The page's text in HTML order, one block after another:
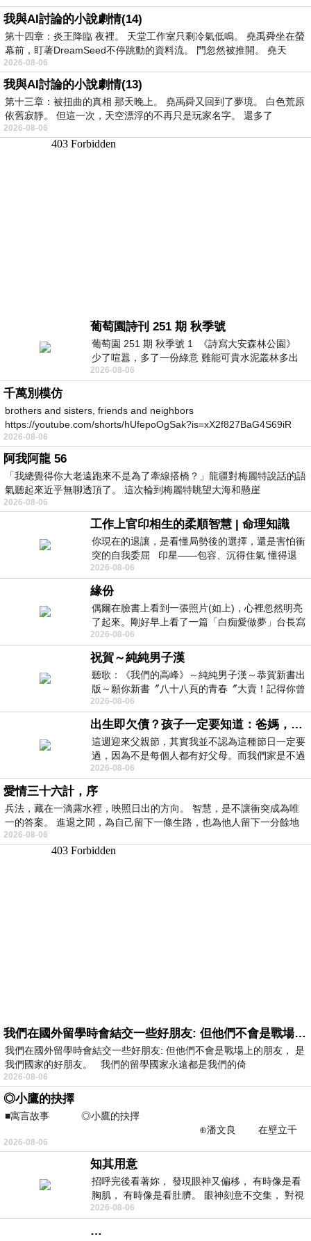
我與AI討論的小說劇情(14)
第十四章：炎王降臨 夜裡。 天堂工作室只剩冷氣低鳴。 堯禹舜坐在螢
幕前，盯著DreamSeed不停跳動的資料流。 門忽然被推開。 堯天
2026-08-06
我與AI討論的小說劇情(13)
第十三章：被扭曲的真相 那天晚上。 堯禹舜又回到了夢境。 白色荒原
依舊寂靜。 但這一次，天空漂浮的不再只是玩家名字。 還多了
2026-08-06
葡萄園詩刊 251 期 秋季號
葡萄園 251 期 秋季號 1 《詩寫大安森林公園》
少了喧囂，多了一份綠意 難能可貴水泥叢林多出
一
2026-08-06
千萬別模仿
brothers and sisters, friends and neighbors
https://youtube.com/shorts/hUfepoOgSak?is=xX2f827BaG4S69iR
https
2026-08-06
阿我阿龍 56
「我總覺得你大老遠跑來不是為了牽線搭橋？」龍疆對梅麗特說話的語
氣聽起來近乎無聊透頂了。 這次輪到梅麗特眺望大海和懸崖
2026-08-06
工作上官印相生的柔順智慧 | 命理知識
你現在的退讓，是看懂局勢後的選擇，還是害怕衝
突的自我委屈 印星——包容、沉得住氣 懂得退
一步觀察，不會
2026-08-06
緣份
偶爾在臉書上看到一張照片(如上)，心裡忽然明亮
了起來。剛好早上看了一篇「白痴愛做夢」台長寫
的貼文，在回顧年輕時瘋狂愛上
2026-08-06
祝賀～純純男子漢
聽歌：《我們的高峰》～純純男子漢～恭賀新書出
版～願你新書〞八十八頁的青春〞大賣！記得你曾
經在我的版留言…「好讚的圖^^感覺大家
2026-08-06
出生即欠債？孩子一定要知道：爸媽，其實我不欠你們
這週迎來父親節，其實我並不認為這種節日一定要
過，因為不是每個人都有好父母。而我們家是不過
節的，平時也沒什麼儀式感，生活趨近冷
2026-08-06
愛情三十六計，序
兵法，藏在一滴露水裡，映照日出的方向。 智慧，是不讓衝突成為唯
一的答案。 進退之間，為自己留下一條生路，也為他人留下一分餘地
2026-08-06
我們在國外留學時會結交一些好朋友: 但他們不會是戰場上的朋友
我們在國外留學時會結交一些好朋友: 但他們不會是戰場上的朋友， 是
我們國家的好朋友。 我們的留學國家永遠都是我們的倚
2026-08-06
◎小鷹的抉擇
■寓言故事 ◎小鷹的抉擇
⊕潘文良 在壁立千
仞的懸崖上，有一座遮天蔽
2026-08-06
知其用意
招呼完後看著妳， 發現眼神又偏移， 有時像是看
胸肌， 有時像是看肚臍。 眼神刻意不交集， 對視
視線不對齊， 讓我很難不
2026-08-06
…